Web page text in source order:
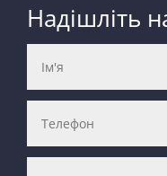
Надішліть